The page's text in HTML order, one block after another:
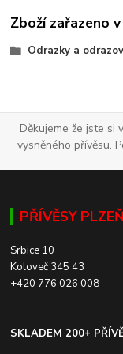
Zboží zařazeno
Odrazky a
Děkujeme že jste si
vysněného přívěsu.
PŘÍVĚSY PLZEŇ
Srbice 10
Koloveč 345 43
+420 776 026 008
SKLADEM 200+